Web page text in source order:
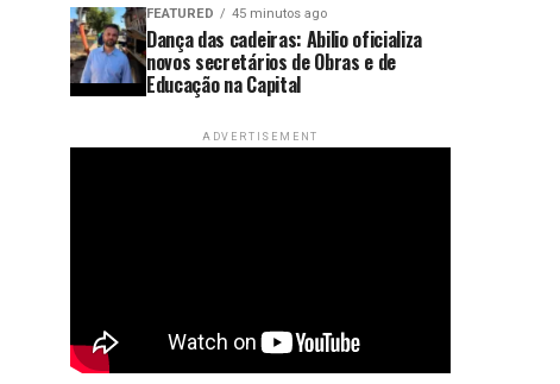
FEATURED 45 minutos ago
Dança das cadeiras: Abilio oficializa
novos secretários de Obras e de
Educação na Capital
ADVERTISEMENT